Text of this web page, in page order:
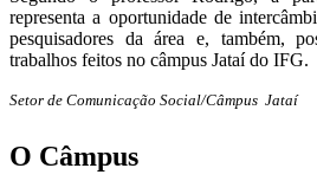
representa a oportunidade de
pesquisadores da área e, também,
trabalhos feitos no câmpus Jataí do IFG.
Setor de Comunicação Social/Câmpus Jataí
O Câmpus